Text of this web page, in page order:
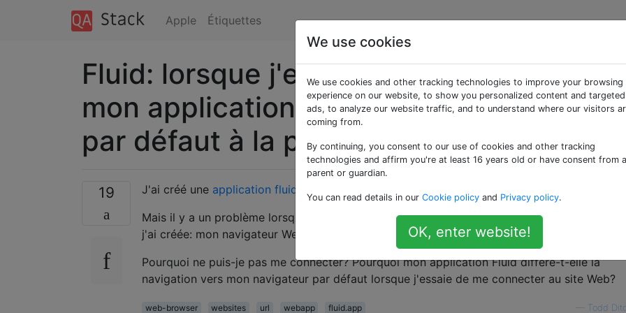
Apple Étiquettes
Fluid: lorsque j'essaye de me connecter,
mon application Fluid lance le
par défaut à la place
19 J'ai créé une application fluide
Mais il y a un problème lorsque j'essaie de me connecter au site Web dans l'application
j'ai créée: mon navigateur Web par défaut (dans mon cas, Safari) se lance à la place.
Pourquoi ne puis-je pas me connecter? Pourquoi mon application Fluid diffère-t-elle la
navigation vers mon navigateur par défaut lorsque j'essaie de me connecter au site Web?
web-browser websites url webapp fluid.app
Todd
We use cookies
We use cookies and other tracking technologies to improve your browsing
experience on our website, to show you personalized content and targeted
ads, to analyze our website traffic, and to understand where our visitors
coming from.
By continuing, you consent to our use of cookies and other tracking
technologies and affirm you're at least 16 years old or have consent from a
parent or guardian.
You can read details in our Cookie policy and Privacy policy.
OK, enter website!